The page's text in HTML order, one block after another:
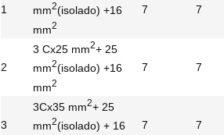
1
mm2(isolado) +16
mm2
7 7
2
3 Cx25 mm2+ 25
mm2(isolado) +16
mm2
7 7
3
3Cx35 mm2+ 25
mm2(isolado) + 16
7 7